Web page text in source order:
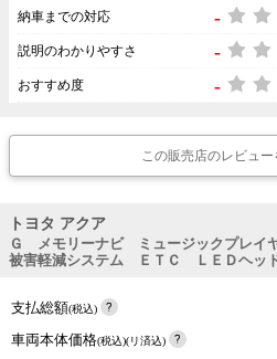
納車までの対応 -
説明のわかりやすさ -
おすすめ度 -
この販売店のレビュ
トヨタ アクア
Ｇ メモリーナビ ミュージックプレ
被害軽減システム ＥＴＣ ＬＥＤヘッ
支払総額(税込)
車両本体価格(税込)(リ済込)